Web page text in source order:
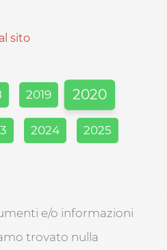
sito
2019 2020
2024 2025
e/o informazioni
trovato nulla